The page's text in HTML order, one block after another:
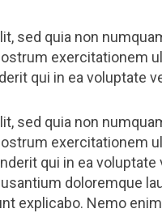
sed quia non
exercitationem
qui in ea voluptate
sed quia non
exercitationem
qui in ea voluptate
doloremque
explicabo. Nemo